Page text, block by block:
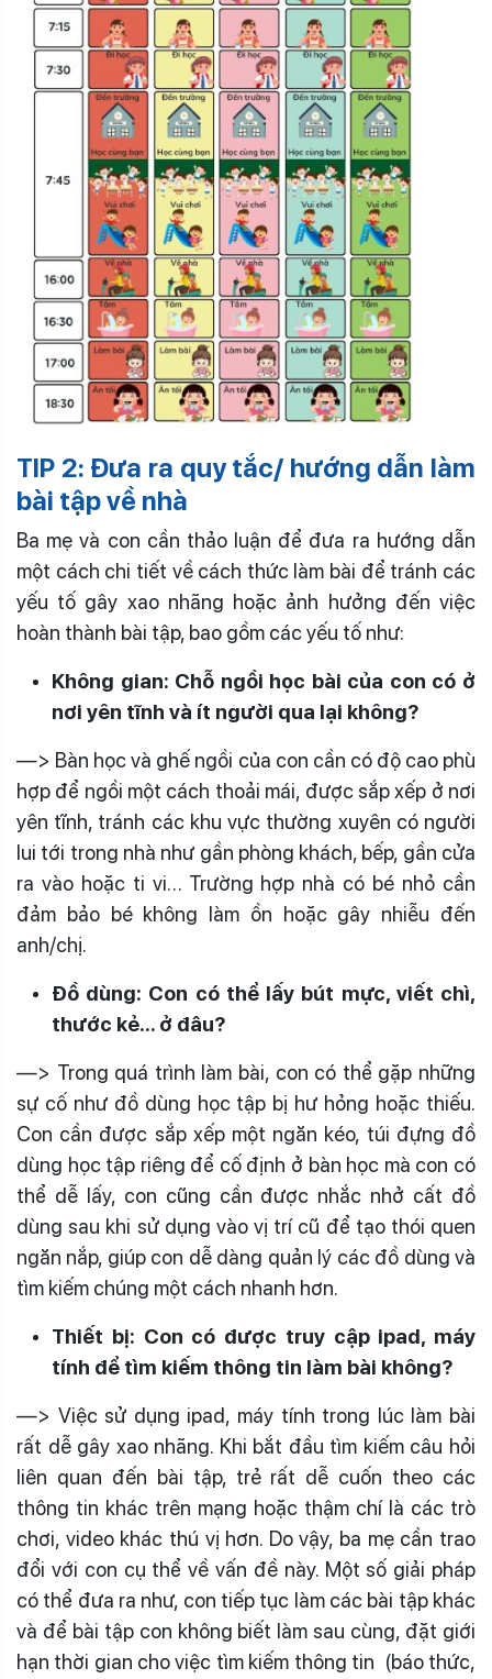
TIP 2: Đưa ra quy tắc/ hướng dẫn làm
bài tập về nhà
Ba mẹ và con cần thảo luận để đưa ra hướng dẫn
một cách chi tiết về cách thức làm bài để tránh các
yếu tố gây xao nhãng hoặc ảnh hưởng đến việc
hoàn thành bài tập, bao gồm các yếu tố như:
Không gian: Chỗ ngồi học bài của con có ở
nơi yên tĩnh và ít người qua lại không?
—> Bàn học và ghế ngồi của con cần có độ cao phù
hợp để ngồi một cách thoải mái, được sắp xếp ở nơi
yên tĩnh, tránh các khu vực thường xuyên có người
lui tới trong nhà như gần phòng khách, bếp, gần cửa
ra vào hoặc ti vi… Trường hợp nhà có bé nhỏ cần
đảm bảo bé không làm ồn hoặc gây nhiễu đến
anh/chị.
Đồ dùng: Con có thể lấy bút mực, viết chì,
thước kẻ… ở đâu?
—> Trong quá trình làm bài, con có thể gặp những
sự cố như đồ dùng học tập bị hư hỏng hoặc thiếu.
Con cần được sắp xếp một ngăn kéo, túi đựng đồ
dùng học tập riêng để cố định ở bàn học mà con có
thể dễ lấy, con cũng cần được nhắc nhở cất đồ
dùng sau khi sử dụng vào vị trí cũ để tạo thói quen
ngăn nắp, giúp con dễ dàng quản lý các đồ dùng và
tìm kiếm chúng một cách nhanh hơn.
Thiết bị: Con có được truy cập ipad, máy
tính để tìm kiếm thông tin làm bài không?
—> Việc sử dụng ipad, máy tính trong lúc làm bài
rất dễ gây xao nhãng. Khi bắt đầu tìm kiếm câu hỏi
liên quan đến bài tập, trẻ rất dễ cuốn theo các
thông tin khác trên mạng hoặc thậm chí là các trò
chơi, video khác thú vị hơn. Do vậy, ba mẹ cần trao
đổi với con cụ thể về vấn đề này. Một số giải pháp
có thể đưa ra như, con tiếp tục làm các bài tập khác
và để bài tập con không biết làm sau cùng, đặt giới
hạn thời gian cho việc tìm kiếm thông tin (báo thức,